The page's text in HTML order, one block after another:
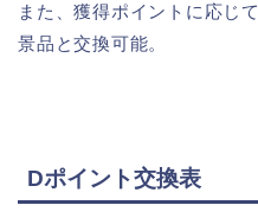
また、獲得ポイントに応じて
景品と交換可能。
Dポイント交換表